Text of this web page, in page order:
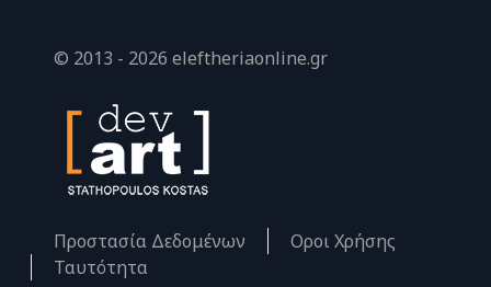
© 2013 - 2026 eleftheriaonline.gr
Προστασία Δεδομένων
Οροι Χρήσης
Ταυτότητα